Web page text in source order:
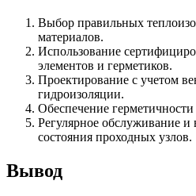
Выбор правильных
материалов.
Использование
элементов и герметиков.
Проектирование с учетом
гидроизоляции.
Обеспечение
Регулярное обслуживание и
состояния проходных узлов.
Вывод